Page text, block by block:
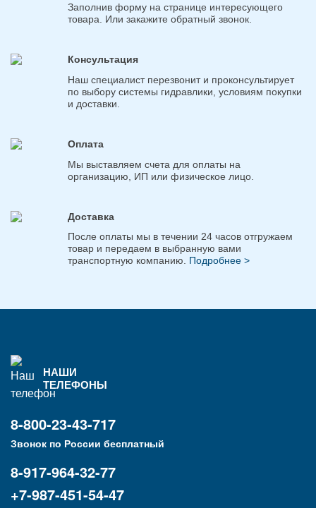
Заполнив форму на странице интересующего
товара. Или закажите обратный звонок.
Консультация
Наш специалист перезвонит и проконсультирует
по выбору системы гидравлики, условиям покупки
и доставки.
Оплата
Мы выставляем счета для оплаты на
организацию, ИП или физическое лицо.
Доставка
После оплаты мы в течении 24 часов отгружаем
товар и передаем в выбранную вами
транспортную компанию. Подробнее >
НАШИ
ТЕЛЕФОНЫ
8-800-23-43-717
Звонок по России бесплатный
8-917-964-32-77
+7-987-451-54-47